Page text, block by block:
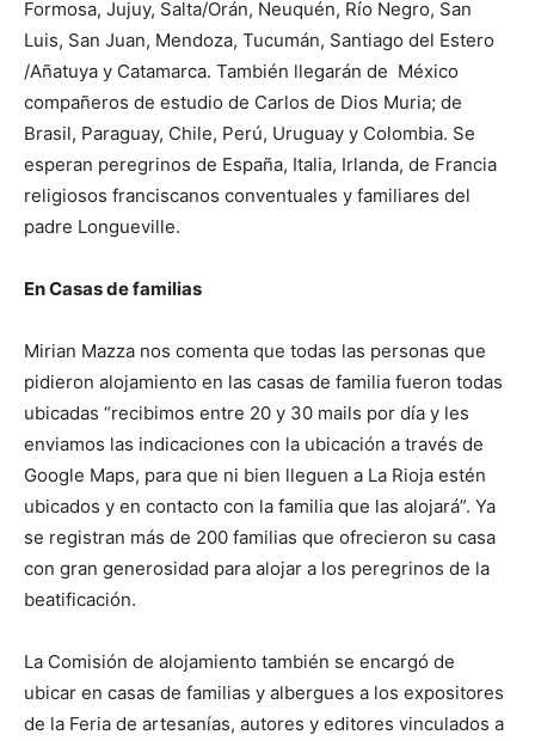
Formosa, Jujuy, Salta/Orán, Neuquén, Río Negro, San
Luis, San Juan, Mendoza, Tucumán, Santiago del Estero
/Añatuya y Catamarca. También llegarán de México
compañeros de estudio de Carlos de Dios Muria; de
Brasil, Paraguay, Chile, Perú, Uruguay y Colombia. Se
esperan peregrinos de España, Italia, Irlanda, de Francia
religiosos franciscanos conventuales y familiares del
padre Longueville.
En Casas de familias
Mirian Mazza nos comenta que todas las personas que
pidieron alojamiento en las casas de familia fueron todas
ubicadas “recibimos entre 20 y 30 mails por día y les
enviamos las indicaciones con la ubicación a través de
Google Maps, para que ni bien lleguen a La Rioja estén
ubicados y en contacto con la familia que las alojará”. Ya
se registran más de 200 familias que ofrecieron su casa
con gran generosidad para alojar a los peregrinos de la
beatificación.
La Comisión de alojamiento también se encargó de
ubicar en casas de familias y albergues a los expositores
de la Feria de artesanías, autores y editores vinculados a